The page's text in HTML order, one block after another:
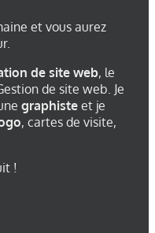
et vous aurez
de site web, le
de site web. Je
graphiste et je
, cartes de visite,
!